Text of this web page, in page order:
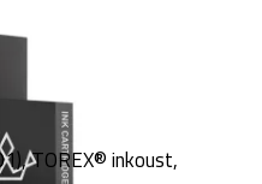
TOREX® inkoust,